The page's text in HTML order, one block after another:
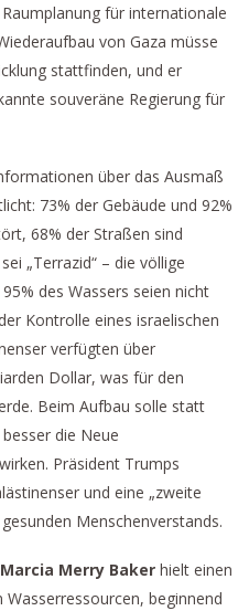
für internationale
von Gaza müsse
stattfinden, und er
souveräne Regierung für
über das Ausmaß
73% der Gebäude und 92%
68% der Straßen sind
„Terrazid“ – die völlige
des Wassers seien nicht
Kontrolle eines israelischen
verfügten über
Dollar, was für den
Beim Aufbau solle statt
die Neue
Präsident Trumps
und eine „zweite
Menschenverstands.
Marcia Merry Baker hielt einen
beginnend